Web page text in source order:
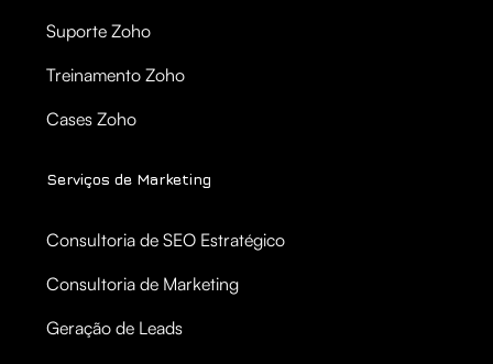
Suporte Zoho
Treinamento Zoho
Cases Zoho
Serviços de Marketing
Consultoria de SEO Estratégico
Consultoria de Marketing
Geração de Leads